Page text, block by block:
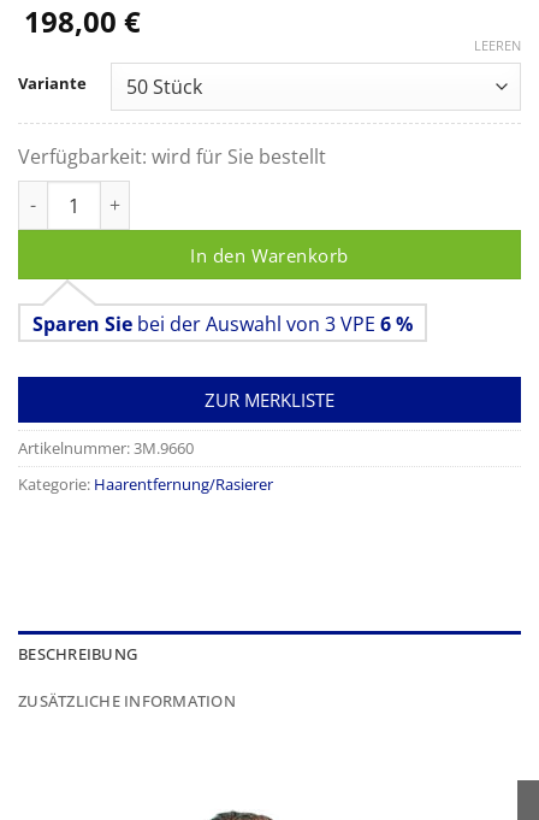
198,00 €
Variante
LEEREN
Verfügbarkeit: wird für Sie bestellt
In den Warenkorb
Sparen Sie bei der Auswahl von 3 VPE 6 %
ZUR MERKLISTE
Artikelnummer:3M.9660
Kategorie: Haarentfernung/Rasierer
BESCHREIBUNG
ZUSÄTZLICHE INFORMATION